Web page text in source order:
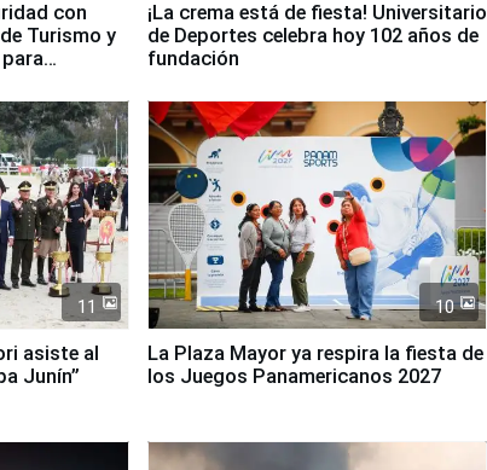
con
Turismo y
¡La crema está de fiesta! Universitario
de Deportes celebra hoy 102 años de
fundación
11
asiste al
Junín”
10
La Plaza Mayor ya respira la fiesta de
los Juegos Panamericanos 2027